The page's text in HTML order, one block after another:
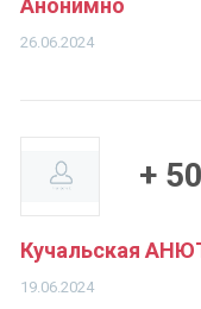
Анонимно
26.06.2024
Кучальская
19.06.2024
+